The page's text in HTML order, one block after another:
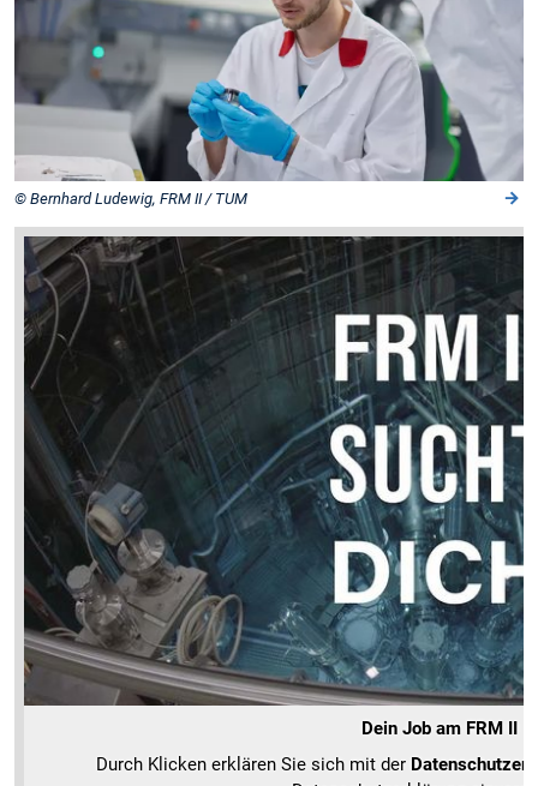
© Bernhard Ludewig, FRM II / TUM
Dein Job am FRM II
Durch Klicken erklären Sie sich mit der